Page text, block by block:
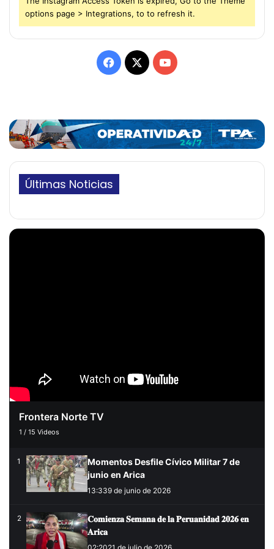
Últimas Noticias
Frontera Norte TV
1 / 15 Videos
1
Momentos Desfile Cívico Militar 7 de
junio en Arica
13:339 de junio de 2026
2
𝐂𝐨𝐦𝐢𝐞𝐧𝐳𝐚 𝐒𝐞𝐦𝐚𝐧𝐚 𝐝𝐞 𝐥𝐚 𝐏𝐞𝐫𝐮𝐚𝐧𝐢𝐝𝐚𝐝 𝟐𝟎𝟐𝟔 𝐞𝐧
𝐀𝐫𝐢𝐜𝐚
options page > Integrations, to to refresh it.
Facebook
X YouTube